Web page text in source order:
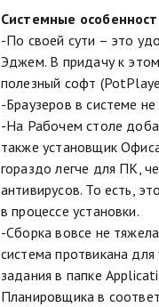
Системные
-По своей сути – это
Эджем. В придачу к
полезный софт
-Браузеров в системе
-На Рабочем столе
также установщик
гораздо легче для ПК,
антивирусов. То есть,
в процессе установки.
-Сборка вовсе не
система протвикана
задания в папке
Планировщика в